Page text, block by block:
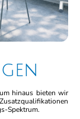
hinaus bieten wir
Spektrum.